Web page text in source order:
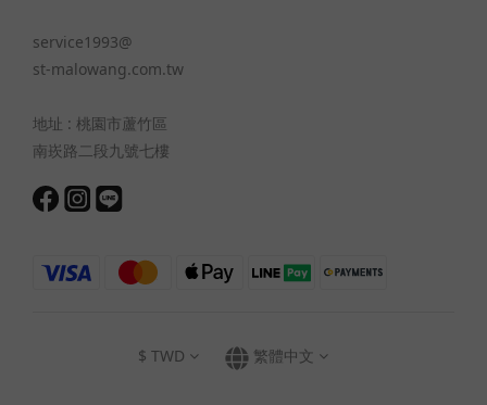
service1993@
st-malowang.com.tw
地址 : 桃園市蘆竹區
南崁路二段九號七樓
$ TWD 繁體中文